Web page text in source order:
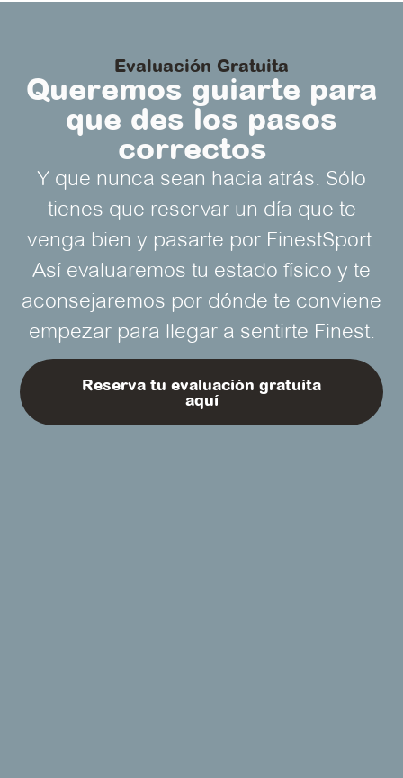
Evaluación Gratuita
Queremos guiarte para
que des los pasos
correctos
Y que nunca sean hacia atrás. Sólo
tienes que reservar un día que te
venga bien y pasarte por FinestSport.
Así evaluaremos tu estado físico y te
aconsejaremos por dónde te conviene
empezar para llegar a sentirte Finest.
Reserva tu evaluación gratuita
aquí